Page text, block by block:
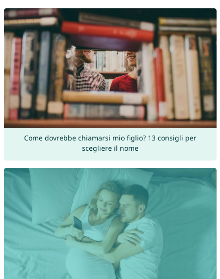
Come dovrebbe chiamarsi mio figlio? 13 consigli per
scegliere il nome